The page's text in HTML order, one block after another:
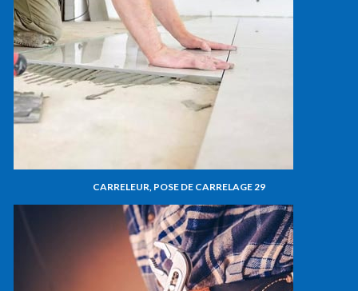
CARRELEUR, POSE DE CARRELAGE 29